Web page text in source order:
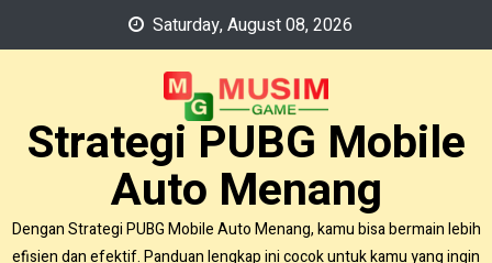
Saturday, August 08, 2026
Strategi PUBG Mobile
Auto Menang
Dengan Strategi PUBG Mobile Auto Menang, kamu bisa bermain lebih
efisien dan efektif. Panduan lengkap ini cocok untuk kamu yang ingin